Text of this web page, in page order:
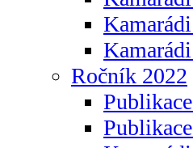
Ročník 2022